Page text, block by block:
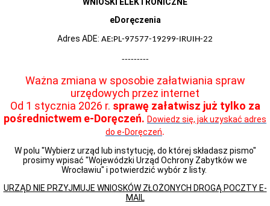
administracyjne
wolne
Ogłoszenia-
zamówienia
zawiadomienia
sprawy
eDoręczenia
Adres ADE: AE:PL-97577-19299-IRUIH-22
---------
Ważna zmiana w sposobie załatwiania spraw
urzędowych przez internet
Od 1 stycznia 2026 r. sprawę załatwisz już tylko za
pośrednictwem e-Doręczeń. Dowiedz się, jak uzyskać adres
do e-Doręczeń.
W polu "Wybierz urząd lub instytucję, do której składasz pismo"
prosimy wpisać "Wojewódzki Urząd Ochrony Zabytków we
Wrocławiu" i potwierdzić wybór z listy.
URZĄD NIE PRZYJMUJE WNIOSKÓW ZŁOŻONYCH DROGĄ POCZTY E-
MAIL